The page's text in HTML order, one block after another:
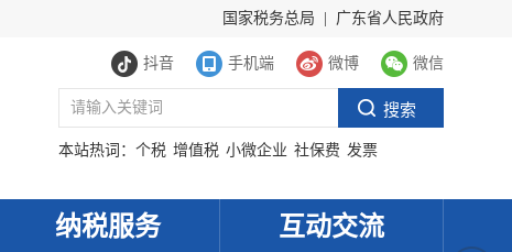
国家税务总局 广东省人民政府
抖音 手机端 微博 微信
本站热词： 个税 增值税 小微企业 社保费 发票
纳税服务 互动交流